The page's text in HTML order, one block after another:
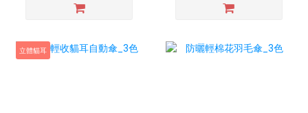
立體貓耳